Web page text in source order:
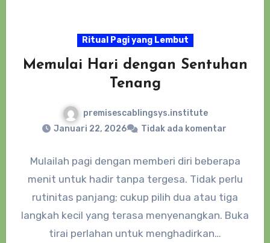
Ritual Pagi yang Lembut
Memulai Hari dengan Sentuhan
Tenang
premisescablingsys.institute
Januari 22, 2026
Tidak ada komentar
Mulailah pagi dengan memberi diri beberapa
menit untuk hadir tanpa tergesa. Tidak perlu
rutinitas panjang; cukup pilih dua atau tiga
langkah kecil yang terasa menyenangkan. Buka
tirai perlahan untuk menghadirkan…